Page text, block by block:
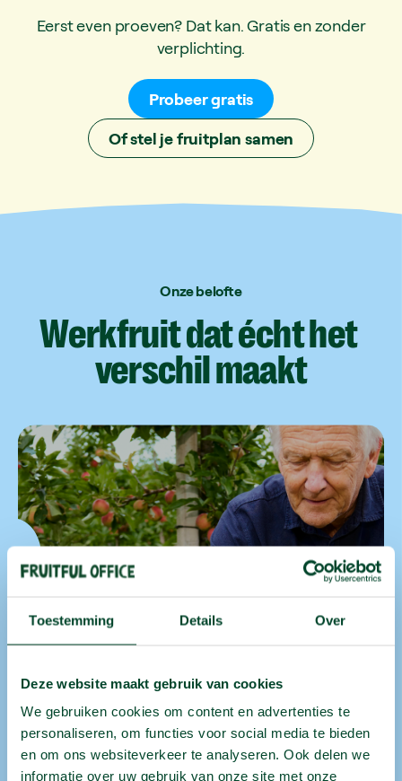
Toestemming Details Over
Deze website maakt gebruik van cookies
We gebruiken cookies om content en advertenties te
personaliseren, om functies voor social media te bieden
en om ons websiteverkeer te analyseren. Ook delen we
informatie over uw gebruik van onze site met onze
Eerst even proeven? Dat kan. Gratis en zonder
verplichting.
Probeer gratis
Of stel je fruitplan samen
Onze belofte
Werkfruitdatéchthet
verschilmaakt
Meer fruit, minder